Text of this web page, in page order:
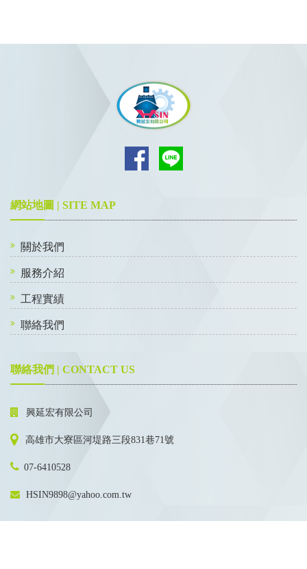
網站地圖 | SITE MAP
關於我們
服務介紹
工程實績
聯絡我們
聯絡我們 | CONTACT US
興延宏有限公司
高雄市大寮區河堤路三段831巷71號
07-6410528
HSIN9898@yahoo.com.tw